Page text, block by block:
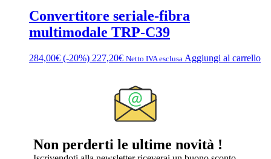
Convertitore seriale-fibra
multimodale TRP-C39
284,00€ (-20%) 227,20€ Netto IVA esclusa Aggiungi al carrello
Non perderti le ultime novità !